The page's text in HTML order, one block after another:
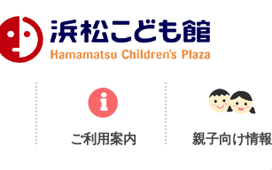
ご利用案内 親子向け情報